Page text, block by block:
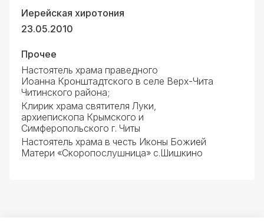
Иерейская хиротония
23.05.2010
Прочее
Настоятель храма праведного
Иоанна Кронштадтского в селе Верх-Чита
Читинского района;
Клирик храма святителя Луки,
архиепископа Крымского и
Симферопольского г. Читы
Настоятель храма в честь Иконы Божией
Матери «Скоропослушница» с.Шишкино